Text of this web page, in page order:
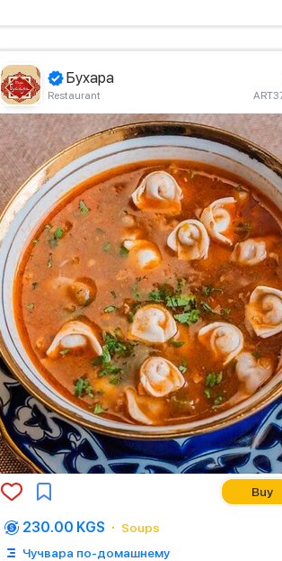
Бухара
Restaurant
Buy
230.00 KGS
Soups
Чучвара по-домашнему